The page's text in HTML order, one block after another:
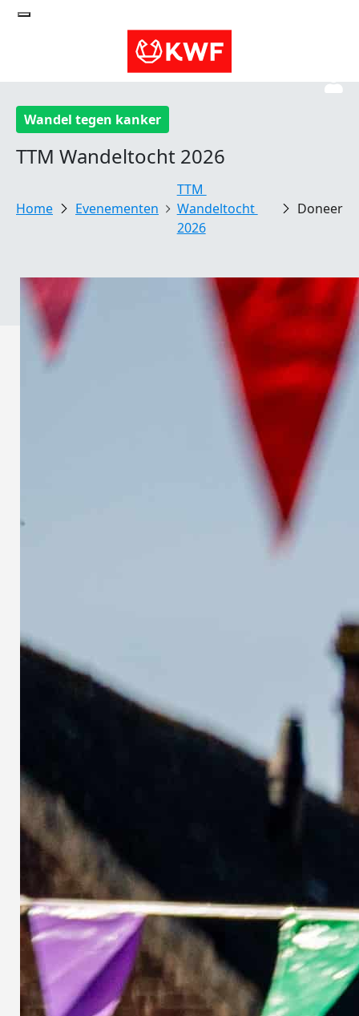
Wandel tegen kanker
TTM Wandeltocht 2026
Evenementen
TTM
Wandeltocht
2026
Doneer